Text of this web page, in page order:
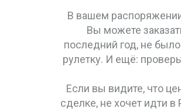
В вашем
Вы можете
последний год, не
рулетку. И ещё:
Если вы видите, что
сделке, не хочет идти